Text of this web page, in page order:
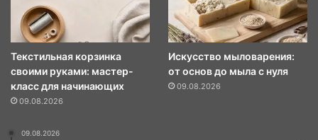
Текстильная корзинка
своими руками: мастер-
класс для начинающих
09.08.2026
Искусство мыловарения:
от основ до мыла с нуля
09.08.2026
09.08.2026